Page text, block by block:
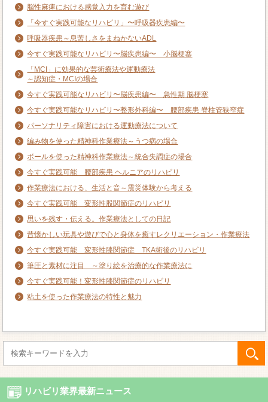
脳性麻痺における感覚入力を育む遊び
「今すぐ実践可能なリハビリ」〜呼吸器疾患編〜
呼吸器疾患～息苦しさをまねかないADL
今すぐ実践可能なリハビリ〜脳疾患編〜 小脳梗塞
「MCI」に効果的な芸術療法や運動療法
～認知症・MCIの場合
今すぐ実践可能なリハビリ〜脳疾患編〜 急性期 脳梗塞
今すぐ実践可能なリハビリ〜整形外科編〜 腰部疾患 脊柱管狭窄症
パーソナリティ障害における運動療法について
編み物を使った精神科作業療法～うつ病の場合
ボールを使った精神科作業療法～統合失調症の場合
今すぐ実践可能 腰部疾患 ヘルニアのリハビリ
作業療法における、生活と音～震災体験から考える
今すぐ実践可能 変形性股関節症のリハビリ
思いを残す・伝える。作業療法としての日記
昔懐かしい玩具や遊びで心と身体を癒すレクリエーション・作業療法
今すぐ実践可能 変形性膝関節症 TKA術後のリハビリ
筆圧と素材に注目 ～塗り絵を治療的な作業療法に
今すぐ実践可能！変形性膝関節症のリハビリ
粘土を使った作業療法の特性と魅力
リハビリ業界最新ニュース